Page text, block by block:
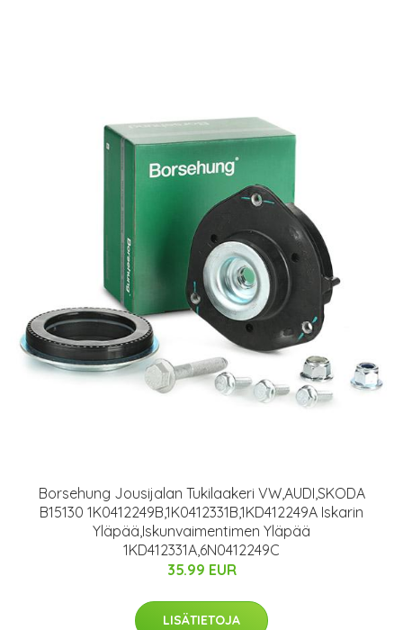
Borsehung Jousijalan Tukilaakeri VW,AUDI,SKODA
B15130 1K0412249B,1K0412331B,1KD412249A Iskarin
Yläpää,Iskunvaimentimen Yläpää
1KD412331A,6N0412249C
35.99 EUR
LISÄTIETOJA